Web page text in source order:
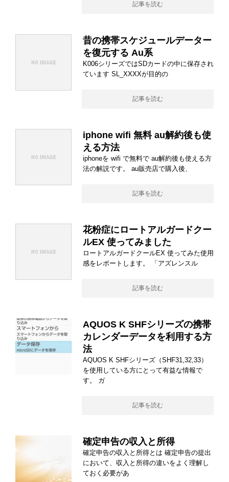
記事を読む
昔の携帯スケジュールデーター
を復元する Au系
K006シリーズではSDカードの中に保存され
ています SL_XXXXが目的の
記事を読む
iphone wifi 無料 au解約後も使
える方法
iphoneを wifi で無料で au解約後も使える方
法の解説です。 au販売店で購入後、
記事を読む
花粉症にロートアルガードクー
ルEX 使ってみました
ロートアルガードクールEX 使ってみた使用
感をレポートします。 「アズレンスル
記事を読む
AQUOS K SHFシリーズの携帯
カレンダーデータを利用する方
法
AQUOS K SHFシリーズ（SHF31,32,33）
を使用している方にとって有益な情報で
す。 ガ
記事を読む
確定申告の収入と所得
確定申告の収入と所得とは 確定申告の提出
において、収入と所得の違いをよく理解し
ておく必要があ